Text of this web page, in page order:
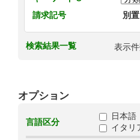
請求記号
別置
検索結果一覧 表示
オプション
言語区分
日本語
イタリ